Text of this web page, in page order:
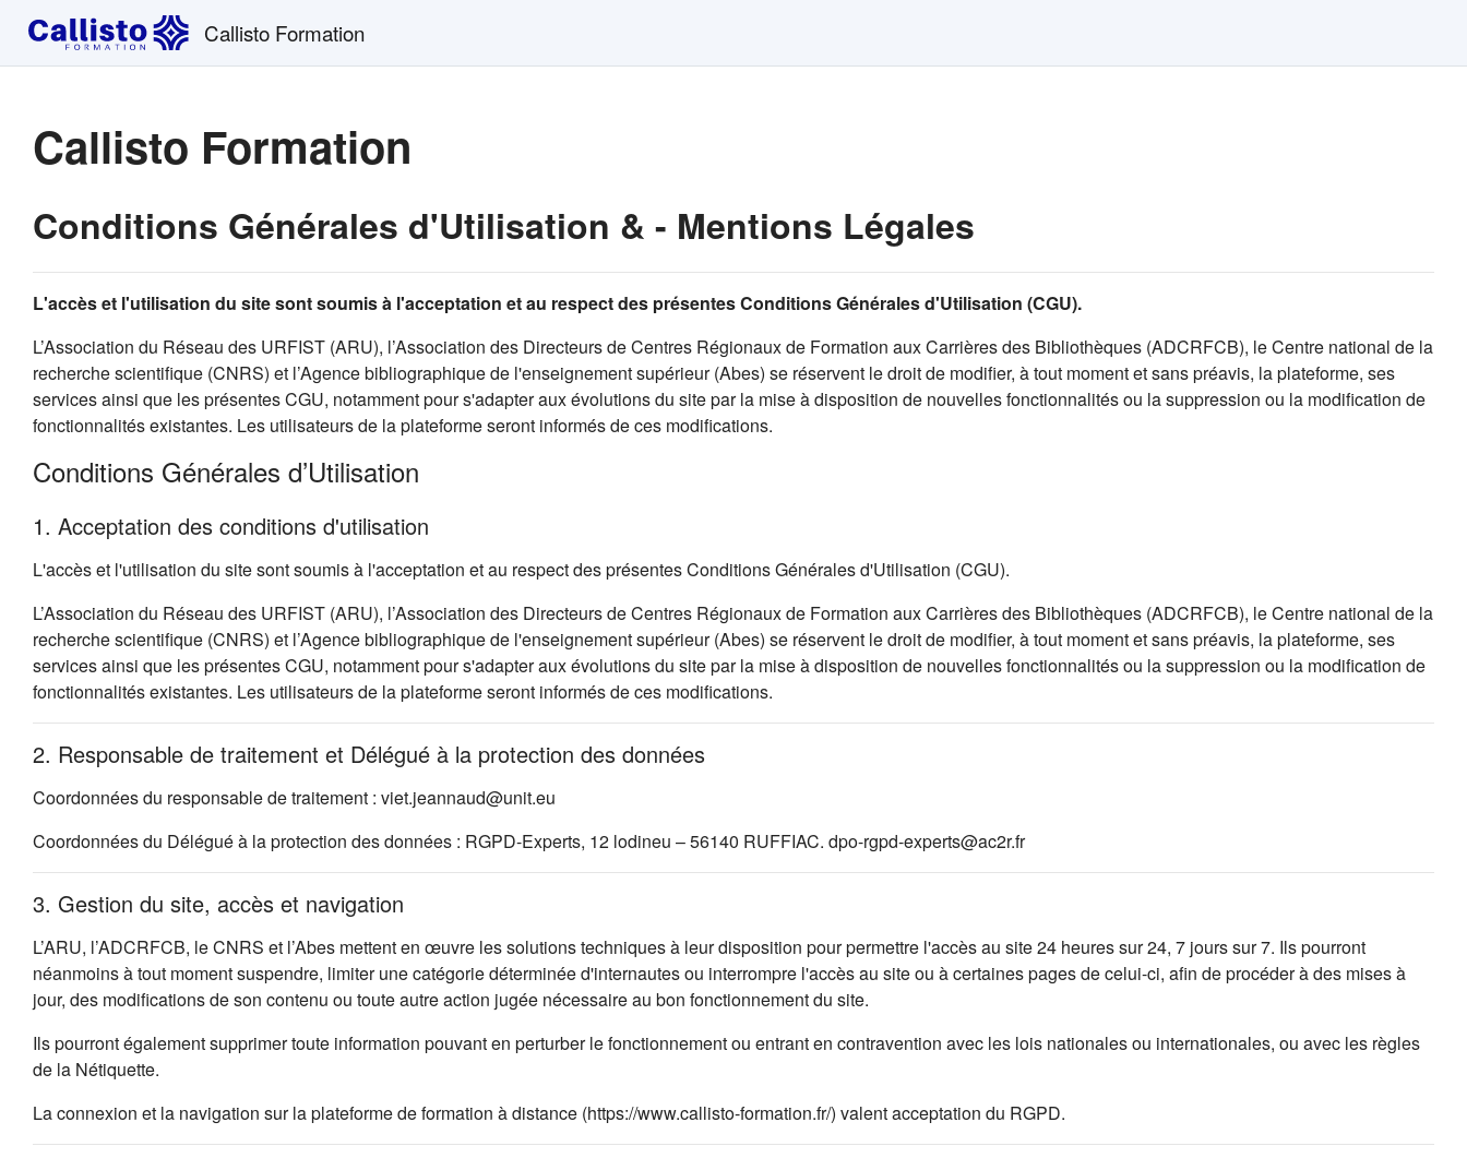
Passer au contenu principal
Callisto Formation
Callisto Formation
Conditions Générales d'Utilisation & - Mentions Légales
L'accès et l'utilisation du site sont soumis à l'acceptation et au respect des présentes Conditions Générales d'Utilisation (CGU).
L’Association du Réseau des URFIST (ARU), l’Association des Directeurs de Centres Régionaux de Formation aux Carrières des Bibliothèques (ADCRFCB), le Centre national de la
recherche scientifique (CNRS) et l’Agence bibliographique de l'enseignement supérieur (Abes) se réservent le droit de modifier, à tout moment et sans préavis, la plateforme, ses
services ainsi que les présentes CGU, notamment pour s'adapter aux évolutions du site par la mise à disposition de nouvelles fonctionnalités ou la suppression ou la modification de
fonctionnalités existantes. Les utilisateurs de la plateforme seront informés de ces modifications.
Conditions Générales d’Utilisation
1. Acceptation des conditions d'utilisation
L'accès et l'utilisation du site sont soumis à l'acceptation et au respect des présentes Conditions Générales d'Utilisation (CGU).
L’Association du Réseau des URFIST (ARU), l’Association des Directeurs de Centres Régionaux de Formation aux Carrières des Bibliothèques (ADCRFCB), le Centre national de la
recherche scientifique (CNRS) et l’Agence bibliographique de l'enseignement supérieur (Abes) se réservent le droit de modifier, à tout moment et sans préavis, la plateforme, ses
services ainsi que les présentes CGU, notamment pour s'adapter aux évolutions du site par la mise à disposition de nouvelles fonctionnalités ou la suppression ou la modification de
fonctionnalités existantes. Les utilisateurs de la plateforme seront informés de ces modifications.
2. Responsable de traitement et Délégué à la protection des données
Coordonnées du responsable de traitement : viet.jeannaud@unit.eu
Coordonnées du Délégué à la protection des données : RGPD-Experts, 12 lodineu – 56140 RUFFIAC. dpo-rgpd-experts@ac2r.fr
3. Gestion du site, accès et navigation
L’ARU, l’ADCRFCB, le CNRS et l’Abes mettent en œuvre les solutions techniques à leur disposition pour permettre l'accès au site 24 heures sur 24, 7 jours sur 7. Ils pourront
néanmoins à tout moment suspendre, limiter une catégorie déterminée d'internautes ou interrompre l'accès au site ou à certaines pages de celui-ci, afin de procéder à des mises à
jour, des modifications de son contenu ou toute autre action jugée nécessaire au bon fonctionnement du site.
Ils pourront également supprimer toute information pouvant en perturber le fonctionnement ou entrant en contravention avec les lois nationales ou internationales, ou avec les règles
de la Nétiquette.
La connexion et la navigation sur la plateforme de formation à distance (https://www.callisto-formation.fr/) valent acceptation du RGPD.